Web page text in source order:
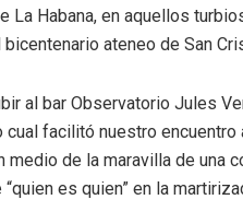
La Habana, en aquellos
ateneo de San
al bar Observatorio Jules
cual facilitó nuestro
medio de la maravilla de
es quien” en la